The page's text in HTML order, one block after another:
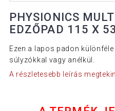
PHYSIONICS
EDZŐPAD 115 X
Ezen a lapos padon
súlyzókkal vagy anélkül.
A részletesebb leírás